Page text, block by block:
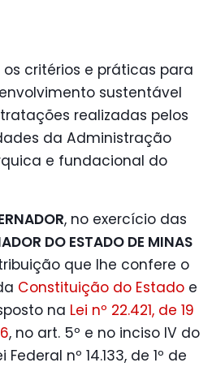
os critérios e práticas para
sustentável
realizadas pelos
da Administração
e fundacional do
, no exercício das
DO ESTADO DE MINAS
que lhe confere o
Constituição do Estado e
na Lei nº 22.421, de 19
, no art. 5º e no inciso IV do
Federal nº 14.133, de 1º de